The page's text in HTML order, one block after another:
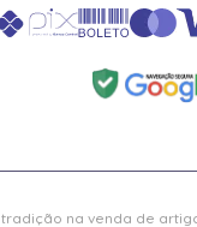
na venda de